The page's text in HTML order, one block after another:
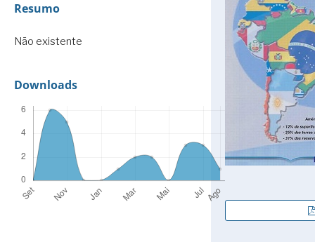
Resumo
Não existente
Downloads